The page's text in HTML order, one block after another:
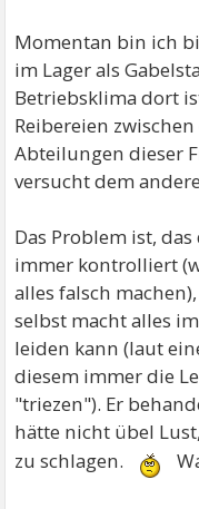
Momentan bin ich
im Lager als
Betriebsklima dort
Reibereien
Abteilungen dieser
versucht dem
Das Problem ist,
immer kontrolliert
alles falsch
selbst macht alles
leiden kann (laut
diesem immer die
"triezen"). Er
hätte nicht übel
zu schlagen.